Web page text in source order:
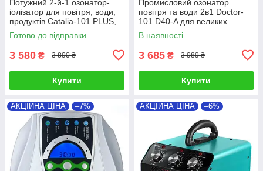
Потужний 2-й-1 озонатор-
іолізатор для повітря, води,
продуктів Catalia-101 PLUS,
дисплей, таймер
Готово до відправки
3 580 ₴ 3 890 ₴
Купити
Промисловий озонатор
повітря та води 2в1 Doctor-
101 D40-A для великих
приміщень. Генератор озону
з високою продуктивністю 40
В наявності
3 685 ₴ 3 989 ₴
Купити
АКЦІЙНА ЦІНА –7% АКЦІЙНА ЦІНА –6%